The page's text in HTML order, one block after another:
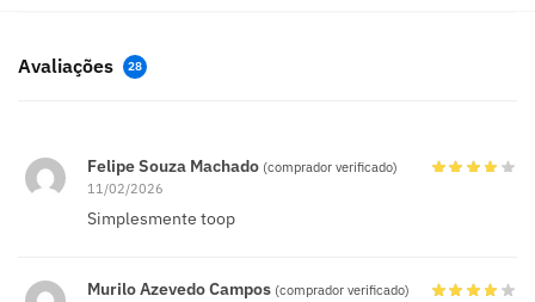
Avaliações 28
Felipe Souza Machado (comprador verificado)
11/02/2026
Simplesmente toop
Murilo Azevedo Campos (comprador verificado)